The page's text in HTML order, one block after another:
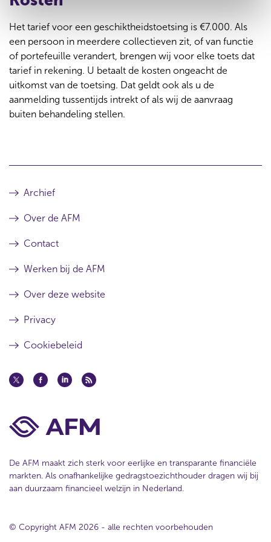
Het tarief voor een geschiktheidstoetsing is €7.000. Als
een persoon in meerdere collectieven zit, of van functie
of portefeuille verandert, brengen wij voor elke toets dat
tarief in rekening. U betaalt de kosten ongeacht de
uitkomst van de toetsing. Dat geldt ook als u de
aanmelding tussentijds intrekt of als wij de aanvraag
buiten behandeling stellen.
Archief
Over de AFM
Contact
Werken bij de AFM
Over deze website
Privacy
Cookiebeleid
De AFM maakt zich sterk voor eerlijke en transparante financiële
markten. Als onafhankelijke gedragstoezichthouder dragen wij bij
aan duurzaam financieel welzijn in Nederland.
© Copyright AFM 2026 - alle rechten voorbehouden